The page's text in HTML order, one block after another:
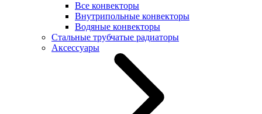
Все конвекторы
Внутрипольные конвекторы
Водяные конвекторы
Стальные трубчатые радиаторы
Аксессуары